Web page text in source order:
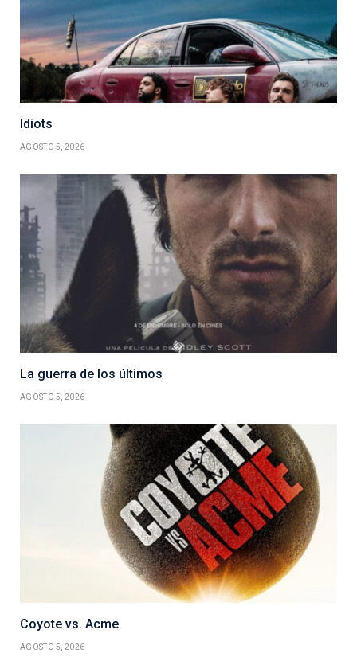
Idiots
AGOSTO 5, 2026
La guerra de los últimos
AGOSTO 5, 2026
Coyote vs. Acme
AGOSTO 5, 2026